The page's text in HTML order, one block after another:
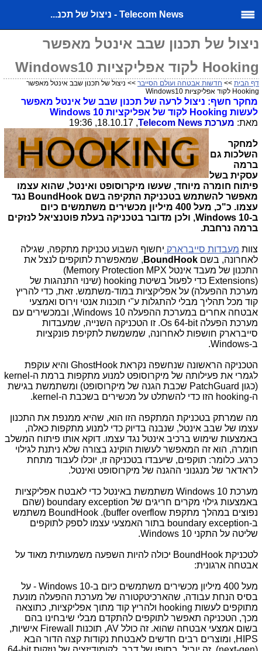
Telecom News - ניצול של תכנ...
ניצול של תכנון שבב אינטל מאפשר
Hooking לקוד אפליקציות Windows10
דף הבית >> חדשות אבטחה ועולם הסייבר >> ניצול של תכנון שבב אינטל מאפשר
Hooking לקוד אפליקציות Windows10
מחקר חשף: ניצול לרעה של תכנון שבב של אינטל מאפשר
לעשות Hooking לקוד של אפליקציות Windows 10
מאת: מערכת Telecom News
, 18.10.17, 19:36
למחקר
השלכות גם
ברמה
עסקית בשל
פיתוח חומרה מיוחד, שעשו מיקרוסופט ואינטל, שהוא עצמו
מאפשר להשתמש בטכניקת התקיפה בשם BoundHook נגד
עצמו. כ"כ, מעל 400 מיליון מכשירים משתמשים כיום
ב-Windows 10, ולכן מדובר בטכניקה בעלת פוטנציאל לנזקים
ברמה נרחבת.
צוות מעבדות סייברארק יחשוף השבוע טכניקת מתקפה, שגילה
לאחרונה, בשם BoundHook , שמאפשרת לתוקפים לנצל את
התכנון של מעבד אינטל MPX
(Memory Protection
Extensions) כדי לפעול בשיטת hooking (שינוי התנהגות של
מערכת ההפעלה) על אפליקציות במוד-משתמש. זאת, כדי להריץ
קוד מכל תהליך מבלי להתגלות ע"י תוכנות אנטי וירוס ואמצעי
אבטחה אחרים במערכת ההפעלה Windows 10, ובמכשירים עם
מערכת הפעלהOs 64-bit. זו הטכניקה השנייה, שמעבדות
סייברארק חושפות לאחרונה, שמשמשת לתקיפת פונקציות
ב-Windows
.
הטכניקה הראשונה שנחשפה נקראת GhostHook והיא עוקפת
לגמרי את פעילותה של מיקרוסופט למנוע מתקפות ברמת ה- kernel
(כגון PatchGuard שכבת הגנה של מיקרוסופט) ומשתמשת בגישת
ה-hooking הזו כדי להשתלט על מכשירים בשכבת ה- kernel
.
מה שמרתק בטכניקת המתקפה הזו הוא, שהיא ממנפת את התכנון
עצמו של שבב אינטל, שנבנה בדיוק כדי למנוע מתקפות כאלה,
באמצעות שימוש ברכיב אינטל נגד עצמו. דוקא אותו פיתוח המשלב
חומרה, הוא זה המאפשר לעשות הוקינג בצורה שלא ניתנת לגילוי
כרגע. כלומר: תוקפים, שיעבדו בטכניקה זו, יוכלו לעבוד מתחת
לראדאר של מנגנוני ההגנה של מיקרוסופט ואינטל.
מערכת Windows 10 משתמשת באינטל כדי לאבטח אפליקציות
באמצעות גילוי מקרים חריגים של boundary exception (שהם
נפוצים במהלך מתקפת buffer overflow
).
BoundHook משתמש
ב-boundary exception בתור האמצעי עצמו לספק לתוקפים
שליטה על התקני Windows 10
.
לטכניקת BoundHook יכולה להיות השפעה משמעותית מאוד על
אבטחה ארגונית:
מעל 400 מיליון מכשירים משתמשים כיום ב- Windows 10 - על
בסיס הנחת עבודה, שהארכיטקטורה של מערכת ההפעלה מונעת
מתוקפים לעשות hooking ולהריץ קוד מתוך אפליקציות, כתוצאה
מכך, הטכניקה תאפשר לתוקפים להתקדם מבלי שיבחינו בהם
בשום אמצעי אבטחה שהוא. זה כולל AV, תוכנות Firewall אישיות,
HIPS, ומוצרים רבים חדשים לאבטחת נקודות קצה הדור הבא